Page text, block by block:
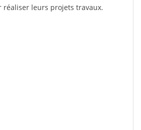
réaliser leurs projets travaux.